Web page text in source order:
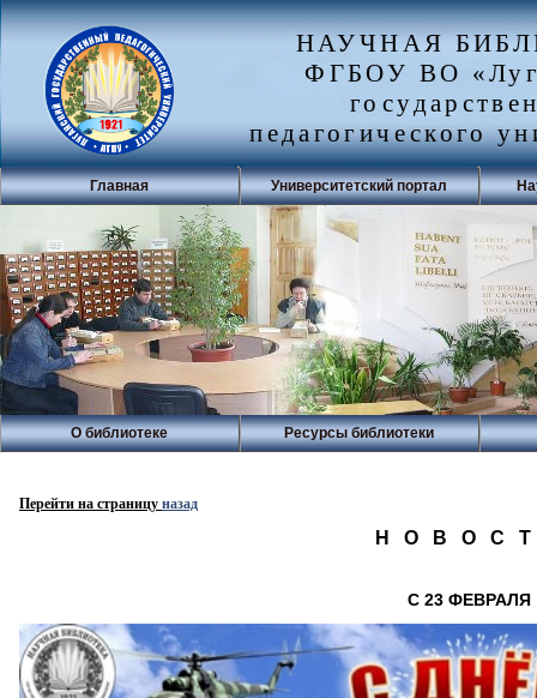
НАУЧНАЯ
ФГБОУ ВО
педагогического
Главная Университетский портал
О библиотеке Ресурсы библиотеки
Перейти на страницу назад
Н О В О С
С 23 ФЕВРАЛЯ